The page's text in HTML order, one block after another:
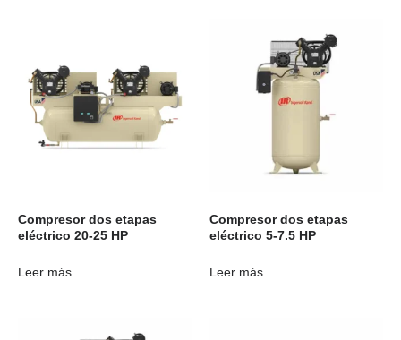
Compresor dos etapas
eléctrico 20-25 HP
Leer más
Compresor dos etapas
eléctrico 5-7.5 HP
Leer más